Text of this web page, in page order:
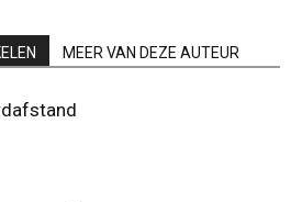
MEER VAN DEZE AUTEUR